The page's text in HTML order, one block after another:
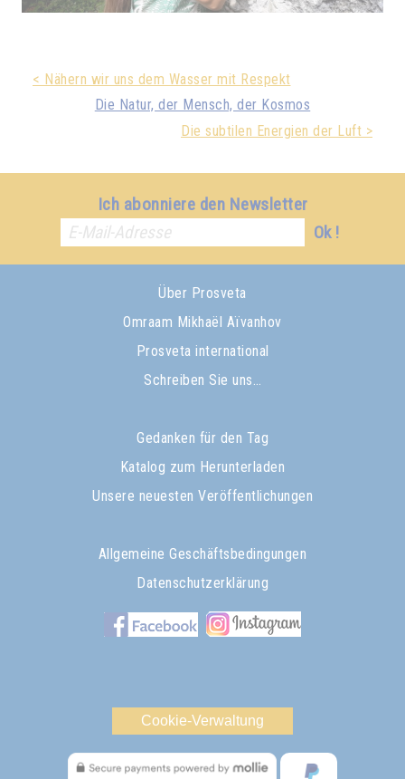
< Nähern wir uns dem Wasser mit Respekt
Die Natur, der Mensch, der Kosmos
Die subtilen Energien der Luft >
Ich abonniere den Newsletter
Ok !
Über Prosveta
Omraam Mikhaël Aïvanhov
Prosveta international
Schreiben Sie uns…
Gedanken für den Tag
Katalog zum Herunterladen
Unsere neuesten Veröffentlichungen
Allgemeine Geschäftsbedingungen
Datenschutzerklärung
Cookie-Verwaltung